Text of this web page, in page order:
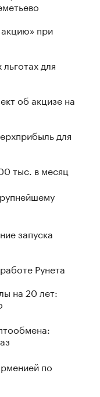
при
для
об акцизе на
для
тыс. в месяц
запуска
Рунета
на 20 лет:
по